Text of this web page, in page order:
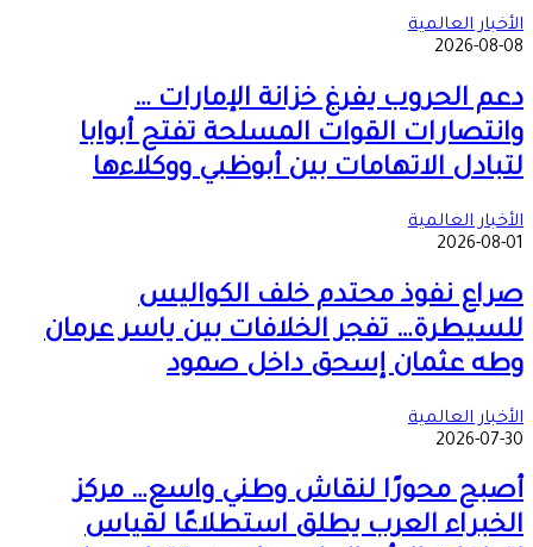
الأخبار العالمية
2026-08-08
دعم الحروب يفرغ خزانة الإمارات …
وانتصارات القوات المسلحة تفتح أبوابا
لتبادل الاتهامات بين أبوظبي ووكلاءها
الأخبار العالمية
2026-08-01
صراع نفوذ محتدم خلف الكواليس
للسيطرة… تفجر الخلافات بين ياسر عرمان
وطه عثمان إسحق داخل صمود
الأخبار العالمية
2026-07-30
أصبح محورًا لنقاش وطني واسع… مركز
الخبراء العرب يطلق استطلاعًا لقياس